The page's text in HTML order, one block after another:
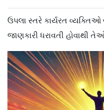
ઉપલા સ્તરે કાર્યરત
જાણકારી ધરાવતી હોવાથી